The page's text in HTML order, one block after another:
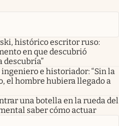
histórico escritor ruso:
en que descubrió
descubría”
e historiador: “Sin la
el hombre hubiera llegado a
una botella en la rueda del
saber cómo actuar